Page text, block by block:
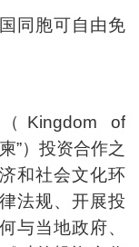
同胞可自由免
of
”）投资合作之
和社会文化环
法规、开展投
与当地政府、